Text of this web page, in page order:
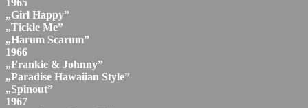
1965
„Girl Happy”
„Tickle Me”
„Harum Scarum”
1966
„Frankie & Johnny”
„Paradise Hawaiian Style”
„Spinout”
1967